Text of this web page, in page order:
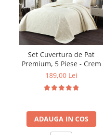
Set Cuvertura de Pat
Premium, 5 Piese - Crem
189,00 Lei
ADAUGA IN COS